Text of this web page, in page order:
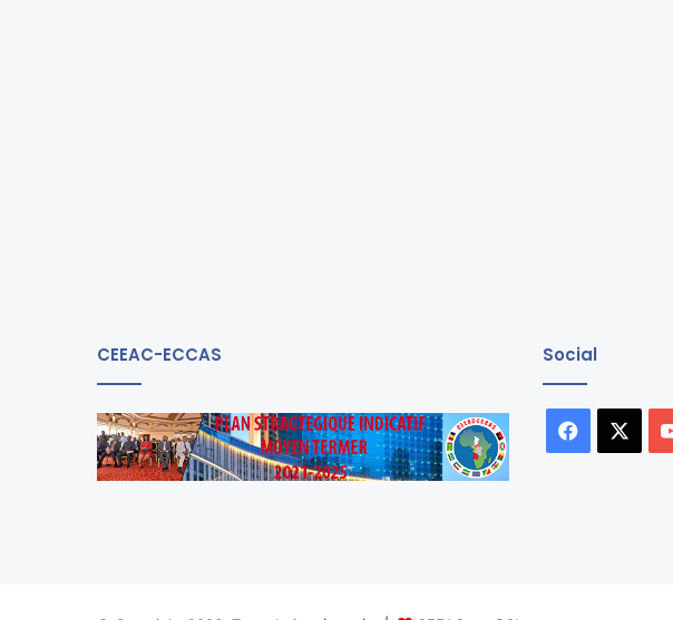
CEEAC-ECCAS Social
Facebook